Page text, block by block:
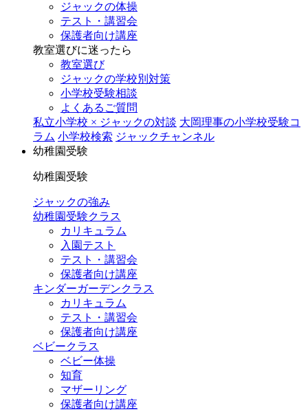
ジャックの体操
テスト・講習会
保護者向け講座
教室選びに迷ったら
教室選び
ジャックの学校別対策
小学校受験相談
よくあるご質問
私立小学校 × ジャックの対談 大岡理事の小学校受験コ
ラム 小学校検索 ジャックチャンネル
幼稚園受験
幼稚園受験
ジャックの強み
幼稚園受験クラス
カリキュラム
入園テスト
テスト・講習会
保護者向け講座
キンダーガーデンクラス
カリキュラム
テスト・講習会
保護者向け講座
ベビークラス
ベビー体操
知育
マザーリング
保護者向け講座